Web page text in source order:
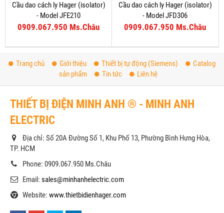
Cầu dao cách ly Hager (isolator)
- Model JFE210
0909.067.950 Ms.Châu
Cầu dao cách ly Hager (isolator)
- Model JFD306
0909.067.950 Ms.Châu
Trang chủ Giới thiệu Thiết bị tự động (Siemens)
Catalog
sản phẩm
Tin tức Liên hệ
THIẾT BỊ ĐIỆN MINH ANH ® - MINH ANH
ELECTRIC
Địa chỉ: Số 20A Đường Số 1, Khu Phố 13, Phường Bình Hưng Hòa,
TP. HCM
Phone: 0909.067.950 Ms.Châu
Email: sales@minhanhelectric.com
Website: www.thietbidienhager.com